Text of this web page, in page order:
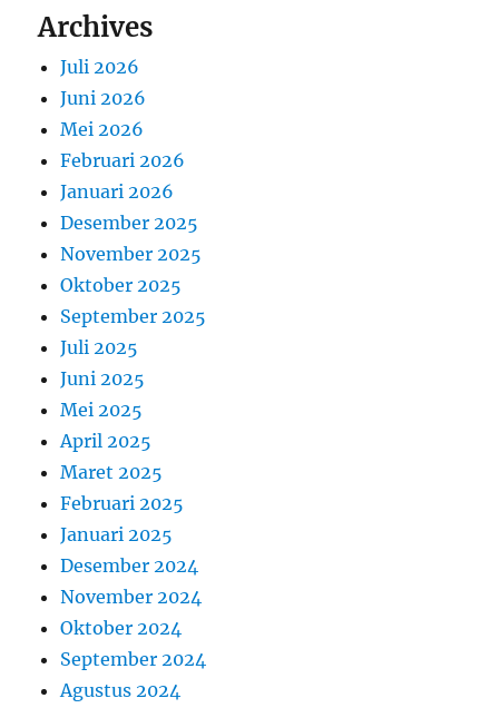
Archives
Juli 2026
Juni 2026
Mei 2026
Februari 2026
Januari 2026
Desember 2025
November 2025
Oktober 2025
September 2025
Juli 2025
Juni 2025
Mei 2025
April 2025
Maret 2025
Februari 2025
Januari 2025
Desember 2024
November 2024
Oktober 2024
September 2024
Agustus 2024